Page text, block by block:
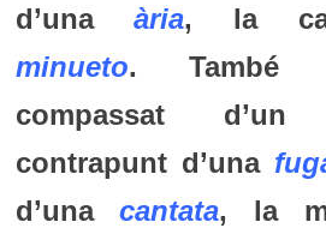
d’unaària, la
minueto. També
compassat
contrapunt d’una
d’unacantata, la